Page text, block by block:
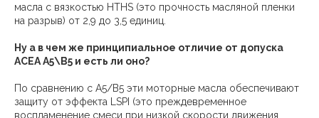
масла с вязкостью HTHS (это прочность масляной пленки
на разрыв) от 2,9 до 3,5 единиц.
Ну а в чем же принципиальное отличие от допуска
ACEA A5\B5 и есть ли оно?
По сравнению с A5/B5 эти моторные масла обеспечивают
защиту от эффекта LSPI (это преждевременное
воспламенение смеси при низкой скорости движения